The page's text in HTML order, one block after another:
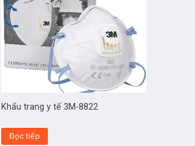
Khẩu trang y tế 3M-8822
Đọc tiếp